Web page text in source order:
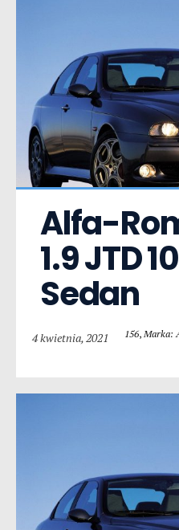
Alfa-
1.9 JTD
Sedan
4 kwietnia, 2021 156, Marka: